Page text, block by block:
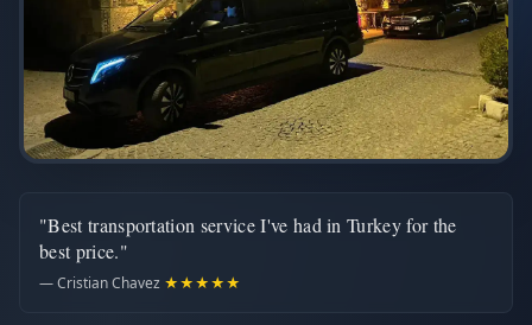
"Best transportation service I've had in Turkey for the
best price."
— Cristian Chavez ★★★★★